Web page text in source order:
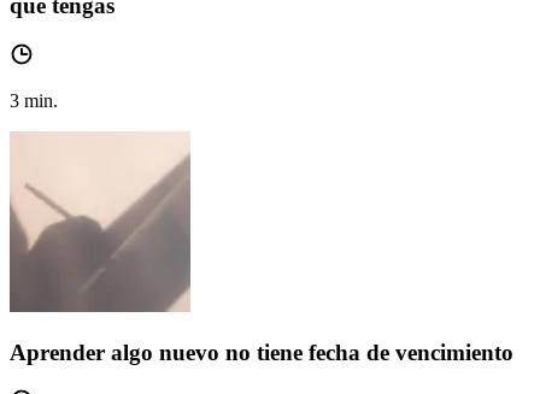
que tengas
3 min.
Aprender algo nuevo no tiene fecha de vencimiento